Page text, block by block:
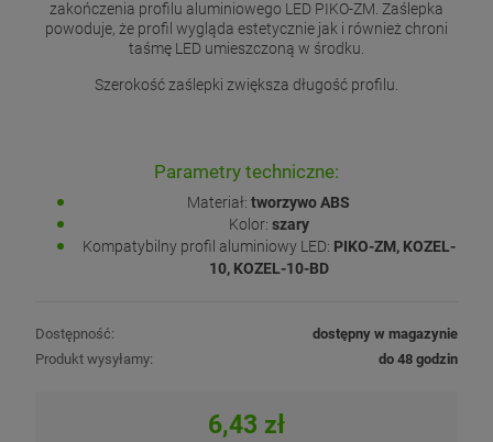
zakończenia profilu aluminiowego LED PIKO-ZM. Zaślepka
powoduje, że profil wygląda estetycznie jak i również chroni
taśmę LED umieszczoną w środku.
Szerokość zaślepki zwiększa długość profilu.
Parametry techniczne:
Materiał: tworzywo ABS
Kolor: szary
Kompatybilny profil aluminiowy LED: PIKO-ZM, KOZEL-
10, KOZEL-10-BD
Dostępność:
dostępny w magazynie
Produkt wysyłamy:
do 48 godzin
6,43 zł